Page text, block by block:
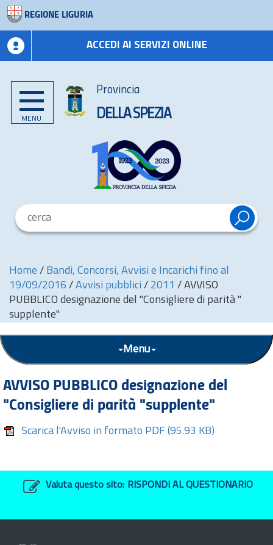
REGIONE LIGURIA
ACCEDI AI SERVIZI ONLINE
MENU
Provincia
DELLA SPEZIA
Home / Bandi, Concorsi, Avvisi e Incarichi fino al
19/09/2016 / Avvisi pubblici / 2011 / AVVISO
PUBBLICO designazione del "Consigliere di parità "
supplente"
Menu
AVVISO PUBBLICO designazione del
"Consigliere di parità "supplente"
Scarica l'Avviso in formato PDF (95.93 KB)
Valuta questo sito: RISPONDI AL QUESTIONARIO